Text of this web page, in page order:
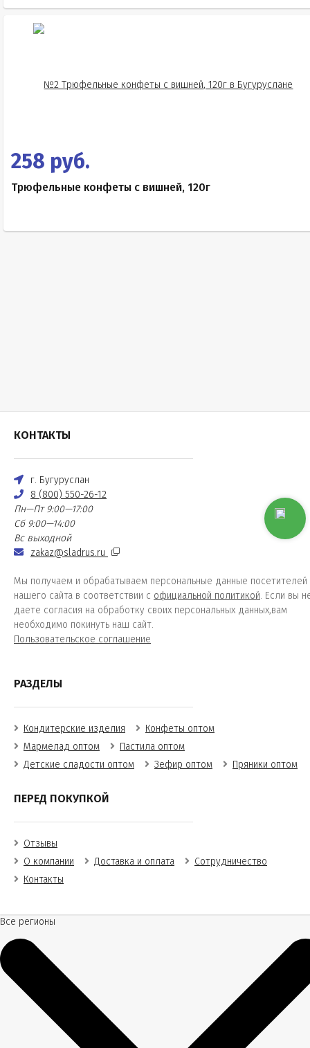
258 руб.
Трюфельные конфеты с вишней, 120г
КОНТАКТЫ
г. Бугуруслан
8 (800) 550-26-12
Пн—Пт 9:00—17:00
Сб 9:00—14:00
Вс выходной
zakaz@sladrus.ru
Мы получаем и обрабатываем персональные данные посетителей
нашего сайта в соответствии с официальной политикой. Если вы
даете согласия на обработку своих персональных данных,вам
необходимо покинуть наш сайт.
Пользовательское соглашение
РАЗДЕЛЫ
Кондитерские изделия
Конфеты оптом
Мармелад оптом
Пастила оптом
Детские сладости оптом
Зефир оптом Пряники оптом
ПЕРЕД ПОКУПКОЙ
Отзывы
О компании
Доставка и оплата
Сотрудничество
Контакты
Все регионы